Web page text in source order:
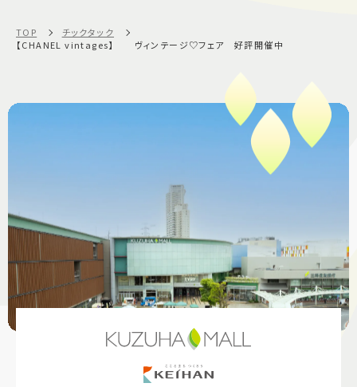
TOP
チックタック
【CHANEL vintages】 ヴィンテージ♡フェア 好評開催中